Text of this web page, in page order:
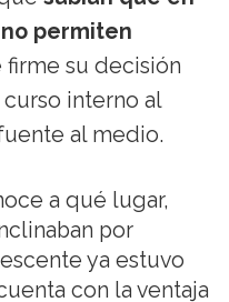
permiten
firme su decisión
interno al
al medio.
a qué lugar,
por
ya estuvo
con la ventaja